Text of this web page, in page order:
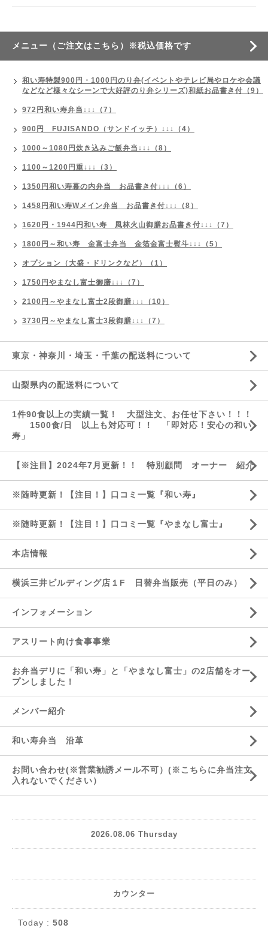
メニュー（ご注文はこちら）※税込価格です
和い寿特製900円・1000円のり弁(イベントやテレビ局やロケや会議
などなど様々なシーンで大好評のり弁シリーズ)和紙お品書き付（9）
972円和い寿弁当↓↓↓（7）
900円 FUJISANDO（サンドイッチ）↓↓↓（4）
1000～1080円炊き込みご飯弁当↓↓↓（8）
1100～1200円重↓↓↓（3）
1350円和い寿幕の内弁当 お品書き付↓↓↓（6）
1458円和い寿Wメイン弁当 お品書き付↓↓↓（8）
1620円・1944円和い寿 風林火山御膳お品書き付↓↓↓（7）
1800円～和い寿 金富士弁当 金箔金富士熨斗↓↓↓（5）
オプション（大盛・ドリンクなど）（1）
1750円やまなし富士御膳↓↓↓（7）
2100円～やまなし富士2段御膳↓↓↓（10）
3730円～やまなし富士3段御膳↓↓↓（7）
東京・神奈川・埼玉・千葉の配送料について
山梨県内の配送料について
1件90食以上の実績一覧！ 大型注文、お任せ下さい！！！
1500食/日 以上も対応可！！ 「即対応！安心の和い
寿」
【※注目】2024年7月更新！！ 特別顧問 オーナー 紹介
※随時更新！【注目！】口コミ一覧『和い寿』
※随時更新！【注目！】口コミ一覧『やまなし富士』
本店情報
横浜三井ビルディング店１F 日替弁当販売（平日のみ）
インフォメーション
アスリート向け食事事業
お弁当デリに「和い寿」と「やまなし富士」の2店舗をオー
プンしました！
メンバー紹介
和い寿弁当 沿革
お問い合わせ(※営業勧誘メール不可）(※こちらに弁当注文
入れないでください）
2026.08.06 Thursday
カウンター
Today : 508